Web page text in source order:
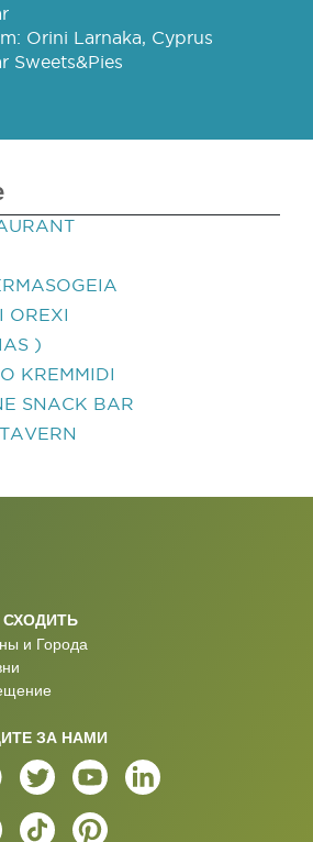
Orini Larnaka, Cyprus
Sweets&Pies
OREXI
)
KREMMIDI
SNACK BAR
СХОДИТЬ
и Города
ЗА НАМИ